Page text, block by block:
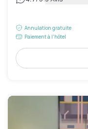
Annulation gratuite
Paiement à l'hôtel